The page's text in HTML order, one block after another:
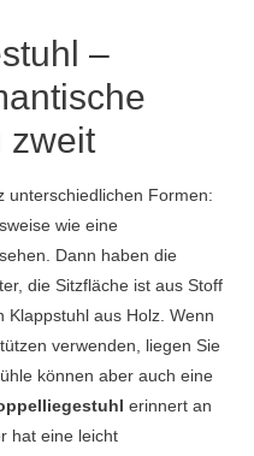
–
zweit
unterschiedlichen Formen:
wie eine
Dann haben die
die Sitzfläche ist aus Stoff
Klappstuhl aus Holz. Wenn
verwenden, liegen Sie
können aber auch eine
erinnert an
hat eine leicht